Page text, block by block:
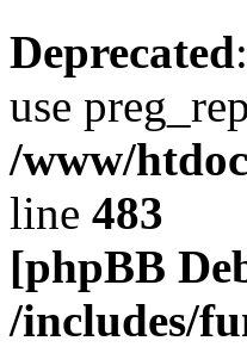
Deprecated
use
/www/
line 483
[phpBB
/includes/